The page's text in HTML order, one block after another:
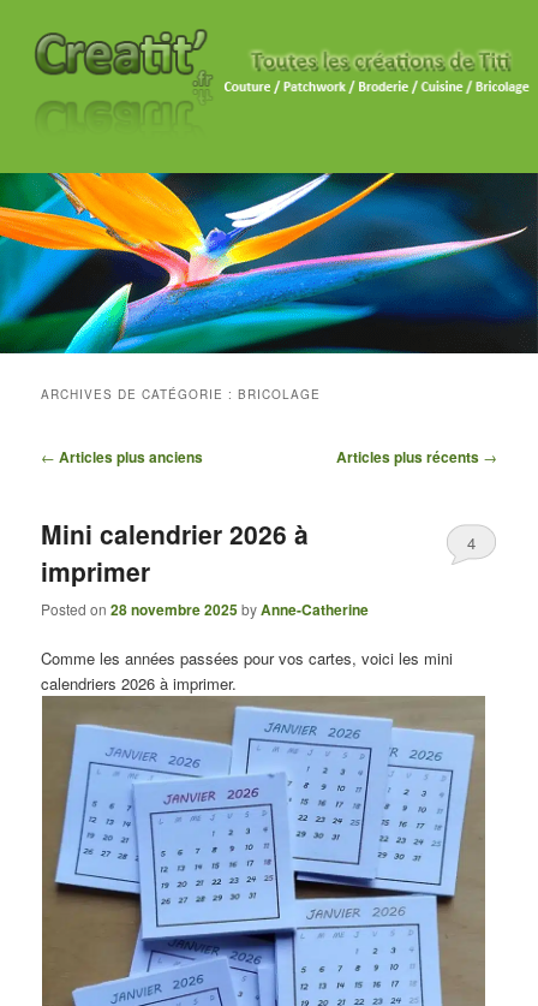
ARCHIVES DE CATÉGORIE :BRICOLAGE
Navigation des articles
← Articles plus anciens Articles plus récents →
Mini calendrier 2026 à
imprimer
Posted on28 novembre 2025byAnne-Catherine
4
Comme les années passées pour vos cartes, voici les mini
calendriers 2026 à imprimer.